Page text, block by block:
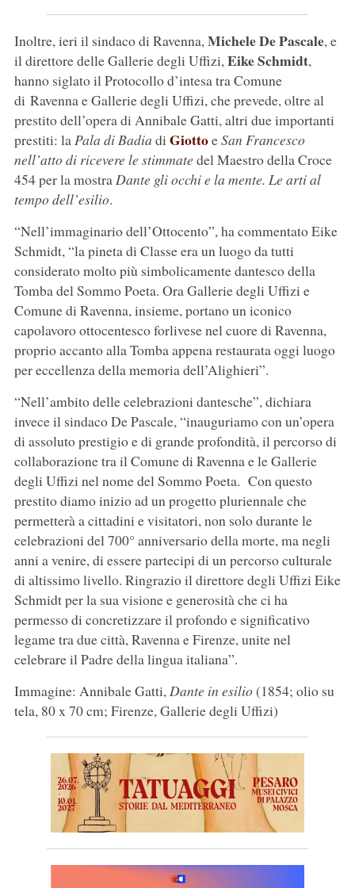
Inoltre, ieri il sindaco di Ravenna,Michele De Pascale, e
il direttore delle Gallerie degli Uffizi,Eike Schmidt,
hanno siglato il Protocollo d’intesa tra Comune
di Ravenna e Gallerie degli Uffizi, che prevede, oltre al
prestito dell’opera di Annibale Gatti, altri due importanti
prestiti: laPala di Badia di GiottoeSan Francesco
nell’atto di ricevere le stimmatedel Maestro della Croce
454 per la mostraDante gli occhi e la mente. Le arti al
tempo dell’esilio.
“Nell’immaginario dell’Ottocento”, ha commentato Eike
Schmidt, “la pineta di Classe era un luogo da tutti
considerato molto più simbolicamente dantesco della
Tomba del Sommo Poeta. Ora Gallerie degli Uffizi e
Comune di Ravenna, insieme, portano un iconico
capolavoro ottocentesco forlivese nel cuore di Ravenna,
proprio accanto alla Tomba appena restaurata oggi luogo
per eccellenza della memoria dell’Alighieri”.
“Nell’ambito delle celebrazioni dantesche”, dichiara
invece il sindaco De Pascale, “inauguriamo con un’opera
di assoluto prestigio e di grande profondità, il percorso di
collaborazione tra il Comune di Ravenna e le Gallerie
degli Uffizi nel nome del Sommo Poeta. Con questo
prestito diamo inizio ad un progetto pluriennale che
permetterà a cittadini e visitatori, non solo durante le
celebrazioni del 700° anniversario della morte, ma negli
anni a venire, di essere partecipi di un percorso culturale
di altissimo livello. Ringrazio il direttore degli Uffizi Eike
Schmidt per la sua visione e generosità che ci ha
permesso di concretizzare il profondo e significativo
legame tra due città, Ravenna e Firenze, unite nel
celebrare il Padre della lingua italiana”.
Immagine: Annibale Gatti,Dante in esilio(1854; olio su
tela, 80 x 70 cm; Firenze, Gallerie degli Uffizi)